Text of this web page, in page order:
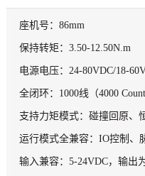
座机号：86mm
保持转矩：3.50-12.50N.m
电源电压：24-80VDC/18-
全闭环：1000线（4000
支持力矩模式：碰撞回原、
运行模式全兼容：IO控制、
输入兼容：5-24VDC，输出